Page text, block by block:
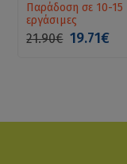
Παράδοση σε 10-15
εργάσιμες
21.90€ 19.71€